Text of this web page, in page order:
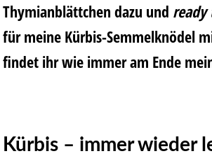
Thymianblättchen dazu und ready
für meine Kürbis-Semmelknödel
findet ihr wie immer am Ende
Kürbis – immer wieder